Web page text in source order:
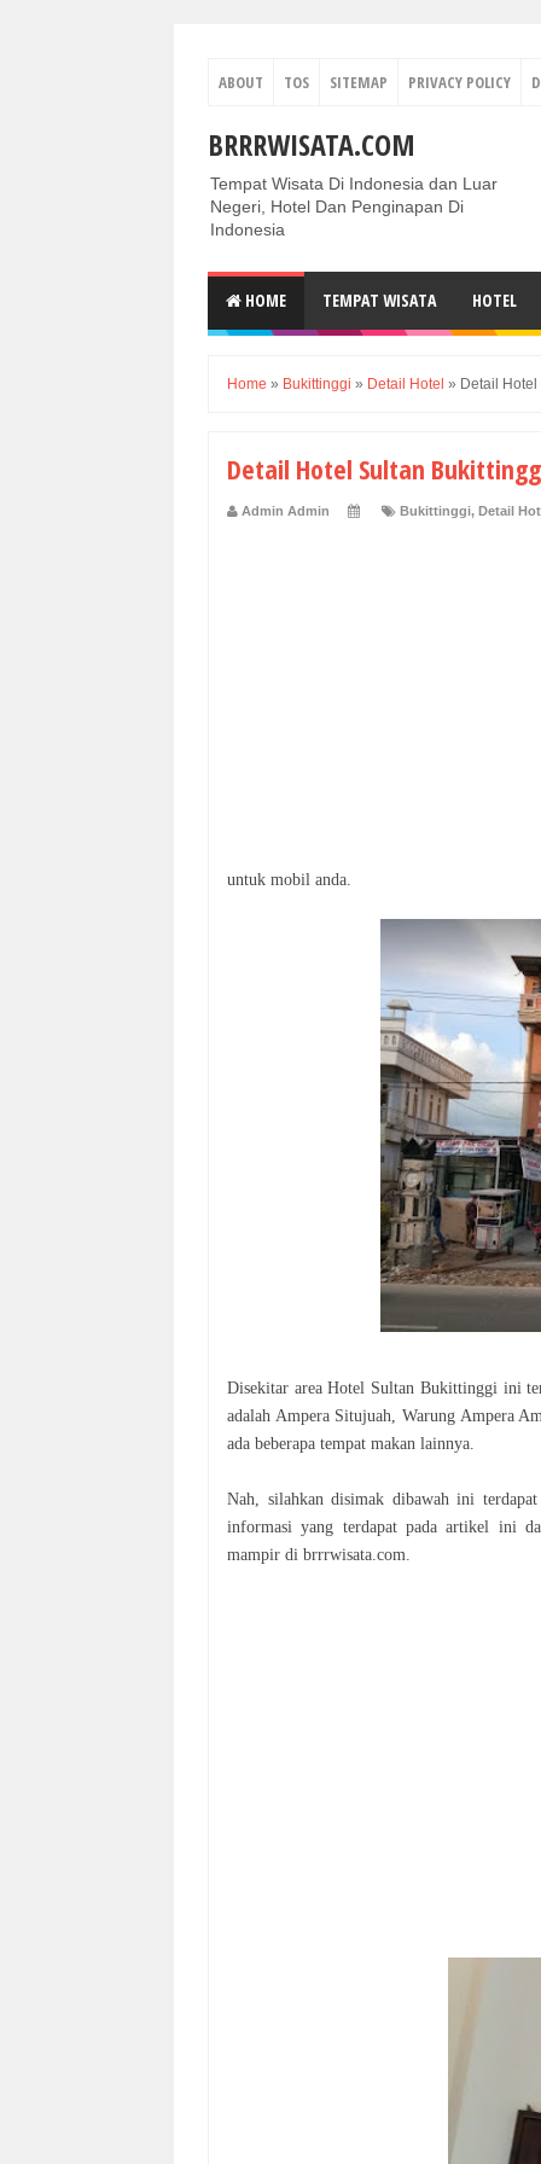
ABOUT TOS SITEMAP PRIVACY POLICY
BRRRWISATA.COM
Tempat Wisata Di Indonesia dan Luar
Negeri, Hotel Dan Penginapan Di
Indonesia
HOME TEMPAT WISATA HOTEL
Home » Bukittinggi » Detail Hotel » Detail
Detail Hotel Sultan
Admin Admin Bukittinggi, Detail
untuk mobil anda.
Disekitar area Hotel Sultan Bukittinggi ini
adalah Ampera Situjuah, Warung Ampera
ada beberapa tempat makan lainnya.
Nah, silahkan disimak dibawah ini
informasi yang terdapat pada artikel ini
mampir di brrrwisata.com.